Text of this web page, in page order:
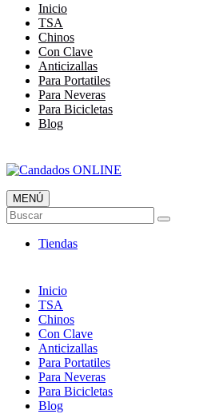
Inicio
TSA
Chinos
Con Clave
Anticizallas
Para Portatiles
Para Neveras
Para Bicicletas
Blog
Candados ONLINE
Envió 24/7!!!
MENÚ
Buscar
Tiendas
Inicio
TSA
Chinos
Con Clave
Anticizallas
Para Portatiles
Para Neveras
Para Bicicletas
Blog